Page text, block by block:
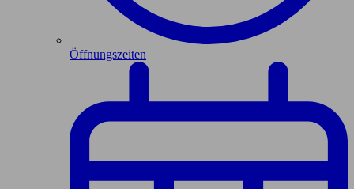
Öffnungszeiten